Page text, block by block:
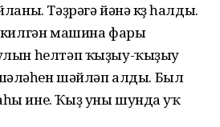
Тәҙрәгә йәнә күҙ һалды.
машина фары
һелтәп ҡыҙыу-ҡыҙыу
шәйләп алды. Был
ине. Ҡыҙ уны шунда уҡ